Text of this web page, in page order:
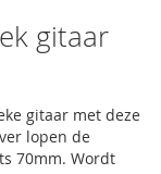
gitaar
gitaar met deze
lopen de
70mm. Wordt